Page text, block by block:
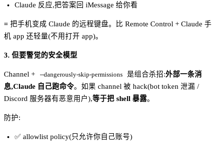
Claude 反应,把答案回 iMessage 给你看
= 把手机变成 Claude 的远程键盘。比 Remote Control + Claude 手
机 app 还轻量(不用打开 app)。
3. 但要警觉的安全模型
Channel + --dangerously-skip-permissions 是组合杀招:外部一条消
息,Claude 自己跑命令。如果 channel 被 hack(bot token 泄漏 /
Discord 服务器有恶意用户),等于把 shell 暴露。
防护:
✅ allowlist policy(只允许你自己账号)